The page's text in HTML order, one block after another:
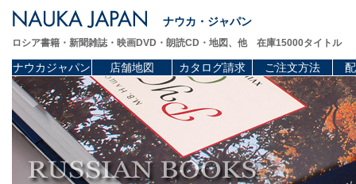
ナウカ・ジャパン
ロシア書籍・新聞雑誌・映画DVD・朗読CD・地図、他 在庫15000タイトル
ナウカジャパン 店舗地図 カタログ請求 ご注文方法